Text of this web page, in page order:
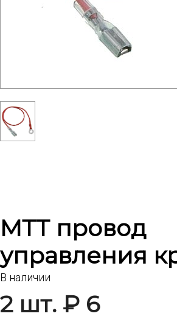
МТТ провод
управления
В наличии
2 шт. ₽ 6